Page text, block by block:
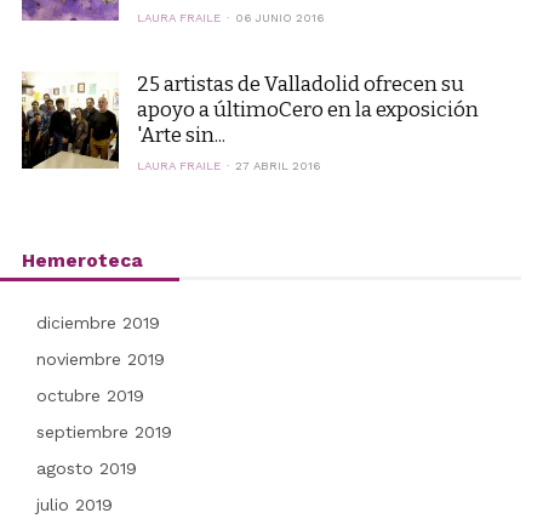
LAURA FRAILE 06 JUNIO 2016
25 artistas de Valladolid ofrecen su
apoyo a últimoCero en la exposición
'Arte sin...
LAURA FRAILE 27 ABRIL 2016
Hemeroteca
diciembre 2019
noviembre 2019
octubre 2019
septiembre 2019
agosto 2019
julio 2019